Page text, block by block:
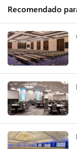
Recomendado